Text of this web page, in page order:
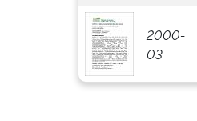
2000-
03